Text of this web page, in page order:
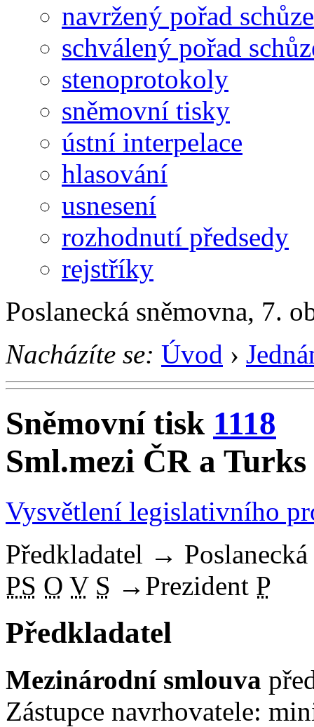
navržený pořad schůze
schválený pořad
stenoprotokoly
sněmovní tisky
ústní interpelace
hlasování
usnesení
rozhodnutí předsedy
rejstříky
Poslanecká sněmovna, 7.
Nacházíte se: Úvod ›
Sněmovní tisk 1118
Sml.mezi ČR a
Vysvětlení legislativního
Předkladatel →
PS O V S → Prezident P
Předkladatel
Mezinárodní smlouva
Zástupce navrhovatele: